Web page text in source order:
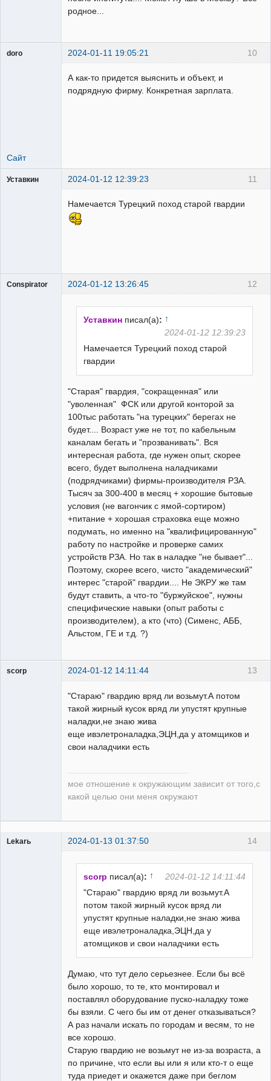
родное...
10
doro 2024-01-11 19:05:21
А как-то придется выяснить и объект, и
подрядную фирму. Конкретная зарплата.
Сайт
11
Уставкин 2024-01-12 12:39:23
Намечается Турецкий поход старой гвардии
12
Conspirator 2024-01-12 13:26:45
Уставкин писал(а): ↑
2024-01-12 12:39:23
Намечается Турецкий поход старой
гвардии
"Старая" гвардия, "сокращенная" или
"уволенная" ФСК или другой конторой за
100тыс работать "на турецких" берегах не
будет.... Возраст уже не тот, по кабельным
каналам бегать и "прозванивать". Вся
интересная работа, где нужен опыт, скорее
всего, будет выполнена наладчиками
(подрядчиками) фирмы-производителя РЗА.
Тысяч за 300-400 в месяц + хорошие бытовые
условия (не вагончик с ямой-сортиром)
+питание + хорошая страховка еще можно
подумать, но именно на "квалифицированную"
работу по настройке и проверке самих
устройств РЗА. Но так в наладке "не бывает"...
Поэтому, скорее всего, чисто "академический"
интерес "старой" гвардии.... Не ЭКРУ же там
будут ставить, а что-то "буржуйское", нужны
специфические навыки (опыт работы с
производителем), а кто (что) (Сименс, АББ,
Альстом, ГЕ и т.д. ?)
13
scorp 2024-01-12 14:11:44
"Стараю" гвардию вряд ли возьмут.А потом
такой жирный кусок вряд ли упустят крупные
наладки,не знаю жива
еще ивэлетроналадка,ЭЦН,да у атомщиков и
свои наладчики есть
мое отношение к окружающим зависит от того,с
какой целью они меня окружают
14
Lekarь 2024-01-13 01:37:50
scorp писал(а): ↑
2024-01-12 14:11:44
"Стараю" гвардию вряд ли возьмут.А
потом такой жирный кусок вряд ли
упустят крупные наладки,не знаю жива
еще ивэлетроналадка,ЭЦН,да у
атомщиков и свои наладчики есть
Думаю, что тут дело серьезнее. Если бы всё
было хорошо, то те, кто монтировал и
поставлял оборудование пуско-наладку тоже
бы взяли. С чего бы им от денег отказываться?
А раз начали искать по городам и весям, то не
все хорошо.
Старую гвардию не возьмут не из-за возраста, а
по причине, что если вы или я или кто-т о еще
туда приедет и окажется даже при беглом